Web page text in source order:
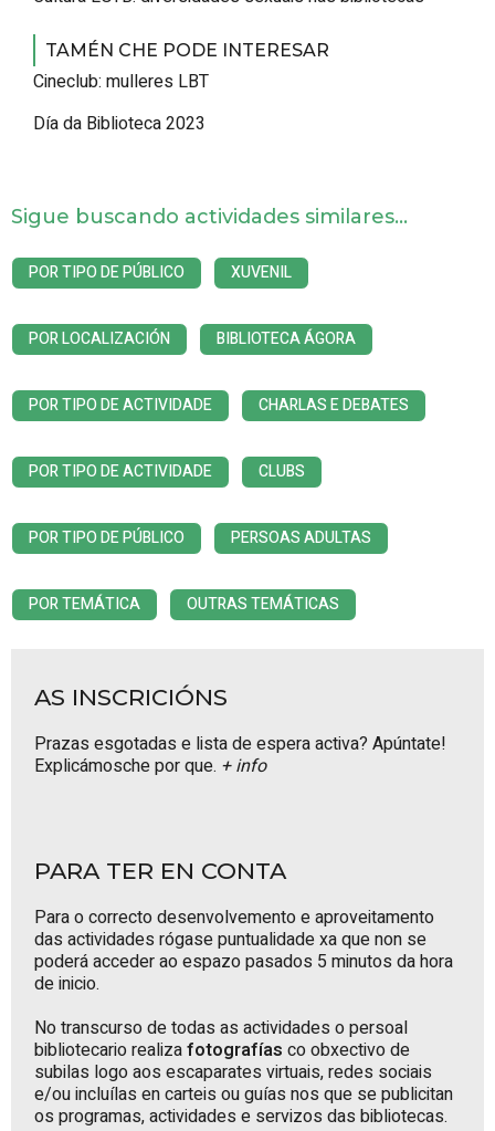
TAMÉN CHE PODE INTERESAR
Cineclub: mulleres LBT
Día da Biblioteca 2023
Sigue buscando actividades similares...
POR TIPO DE PÚBLICO XUVENIL
POR LOCALIZACIÓN BIBLIOTECA ÁGORA
POR TIPO DE ACTIVIDADE CHARLAS E DEBATES
POR TIPO DE ACTIVIDADE CLUBS
POR TIPO DE PÚBLICO PERSOAS ADULTAS
POR TEMÁTICA OUTRAS TEMÁTICAS
AS INSCRICIÓNS
Prazas esgotadas e lista de espera activa? Apúntate!
Explicámosche por que. + info
PARA TER EN CONTA
Para o correcto desenvolvemento e aproveitamento
das actividades rógase puntualidade xa que non se
poderá acceder ao espazo pasados 5 minutos da hora
de inicio.
No transcurso de todas as actividades o persoal
bibliotecario realizafotografías co obxectivo de
subilas logo aos escaparates virtuais, redes sociais
e/ou incluílas en carteis ou guías nos que se publicitan
os programas, actividades e servizos das bibliotecas.